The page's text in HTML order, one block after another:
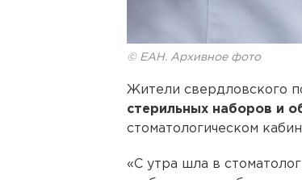
© ЕАН. Архивное фото
Жители свердловского
стерильных наборов и
стоматологическом
«С утра шла в